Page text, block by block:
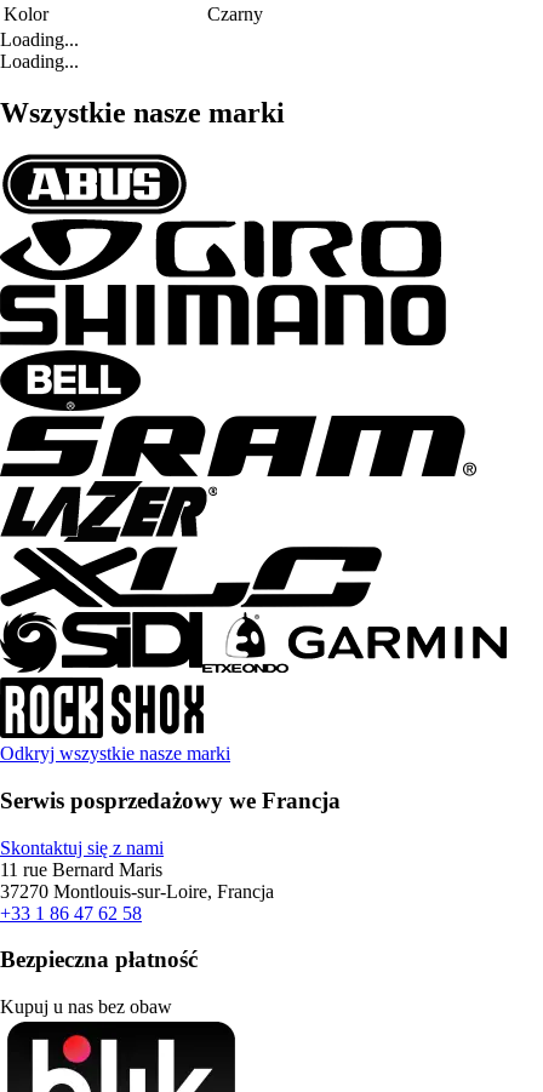
Kolor
Czarny
Loading...
Loading...
Wszystkie nasze marki
Odkryj wszystkie nasze marki
Serwis posprzedażowy we Francja
Skontaktuj się z nami
11 rue Bernard Maris
37270 Montlouis-sur-Loire, Francja
+33 1 86 47 62 58
Bezpieczna płatność
Kupuj u nas bez obaw